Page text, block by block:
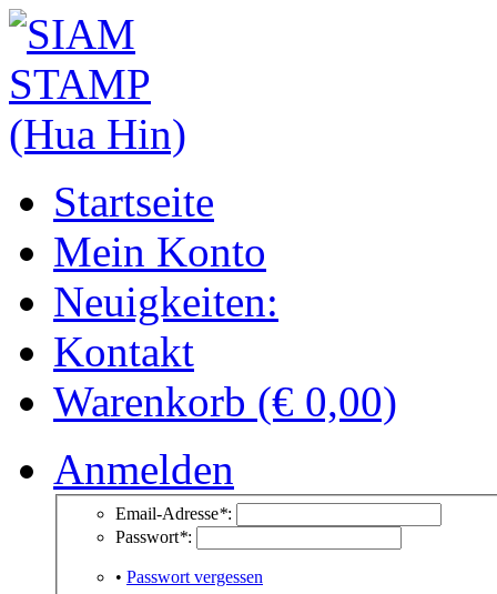
Startseite
Mein Konto
Neuigkeiten:
Kontakt
Warenkorb (€ 0,00)
Anmelden
Email-Adresse*:
Passwort*:
• Passwort vergessen